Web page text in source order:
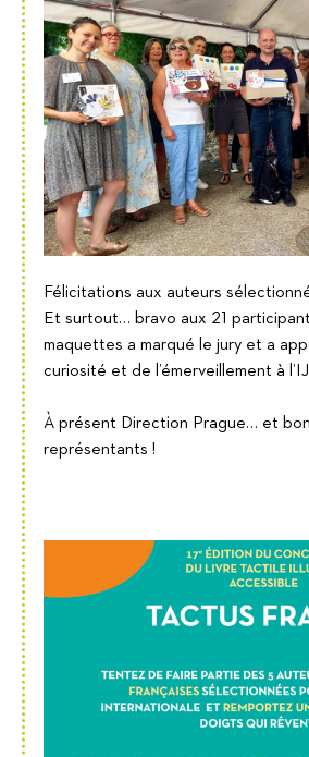
Félicitations aux auteurs
Et surtout… bravo aux 21
maquettes a marqué le jury et a
curiosité et de l’émerveillement à
À présent Direction Prague… et
représentants !